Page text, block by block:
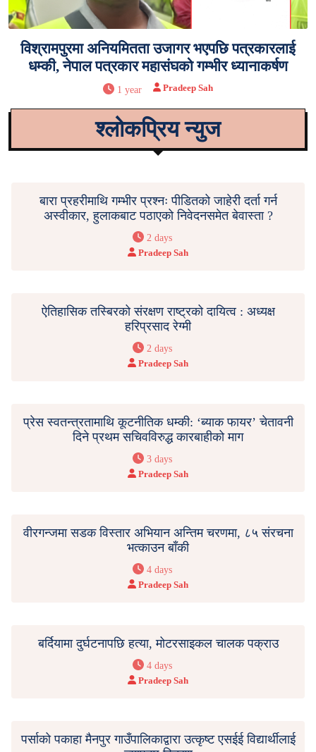
विश्रामपुरमा अनियमितता उजागर भएपछि पत्रकारलाई
धम्की, नेपाल पत्रकार महासंघको गम्भीर ध्यानाकर्षण
1 year Pradeep Sah
श्लोकप्रिय न्युज
बारा प्रहरीमाथि गम्भीर प्रश्नः पीडितको जाहेरी दर्ता गर्न
अस्वीकार, हुलाकबाट पठाएको निवेदनसमेत बेवास्ता ?
2 days
Pradeep Sah
ऐतिहासिक तस्बिरको संरक्षण राष्ट्रको दायित्व : अध्यक्ष
हरिप्रसाद रेग्मी
2 days
Pradeep Sah
प्रेस स्वतन्त्रतामाथि कूटनीतिक धम्की: ‘ब्याक फायर’ चेतावनी
दिने प्रथम सचिवविरुद्ध कारबाहीको माग
3 days
Pradeep Sah
वीरगन्जमा सडक विस्तार अभियान अन्तिम चरणमा, ८५ संरचना
भत्काउन बाँकी
4 days
Pradeep Sah
बर्दियामा दुर्घटनापछि हत्या, मोटरसाइकल चालक पक्राउ
4 days
Pradeep Sah
पर्साको पकाहा मैनपुर गाउँपालिकाद्वारा उत्कृष्ट एसईई विद्यार्थीलाई